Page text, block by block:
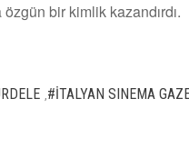
bir kimlik kazandırdı.
#İTALYAN SINEMA
ÖZPETEK VE